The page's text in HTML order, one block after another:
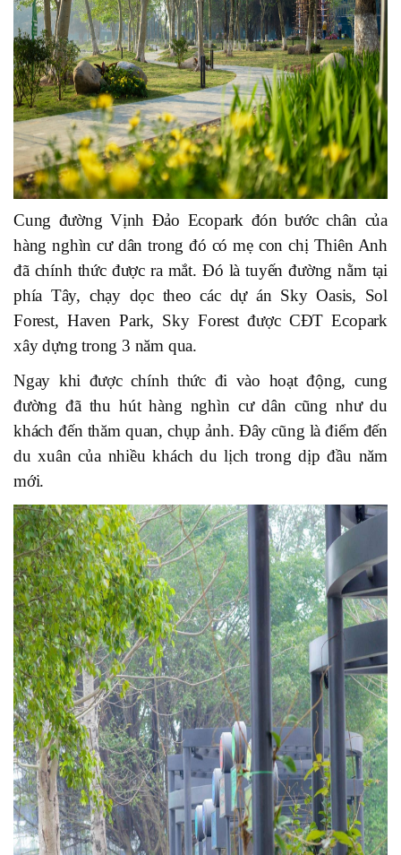
Cung đường Vịnh Đảo Ecopark đón bước chân của
hàng nghìn cư dân trong đó có mẹ con chị Thiên Anh
đã chính thức được ra mắt. Đó là tuyến đường nằm tại
phía Tây, chạy dọc theo các dự án Sky Oasis, Sol
Forest, Haven Park, Sky Forest được CĐT Ecopark
xây dựng trong 3 năm qua.
Ngay khi được chính thức đi vào hoạt động, cung
đường đã thu hút hàng nghìn cư dân cũng như du
khách đến thăm quan, chụp ảnh. Đây cũng là điểm đến
du xuân của nhiều khách du lịch trong dịp đầu năm
mới.